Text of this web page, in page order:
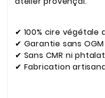
✔ 100% cire végétale
✔ Garantie sans OGM
✔ Sans CMR ni
✔ Fabrication